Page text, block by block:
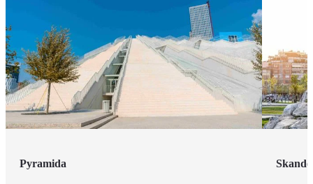
Pyramida